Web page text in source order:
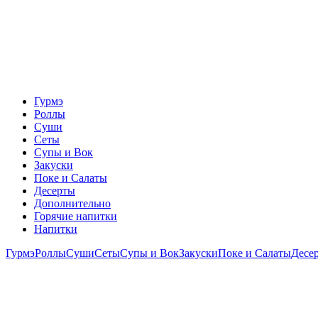
Гурмэ
Роллы
Суши
Сеты
Супы и Вок
Закуски
Поке и Салаты
Десерты
Дополнительно
Горячие напитки
Напитки
ГурмэРоллыСушиСетыСупы и ВокЗакускиПоке и Салаты